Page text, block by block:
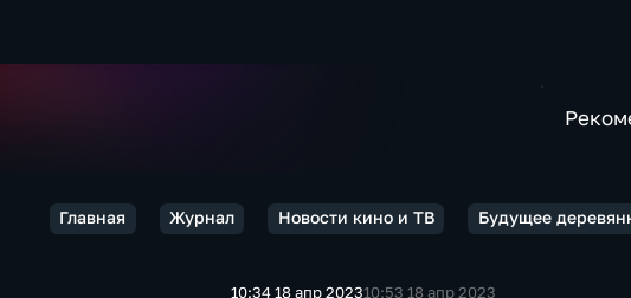
Главная Журнал Новости кино и ТВ Будущее
10:34 18 апр 202310:53 18 апр 2023